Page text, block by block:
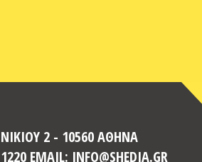
2 - 10560 ΑΘΗΝΑ
EMAIL: INFO@SHEDIA.GR